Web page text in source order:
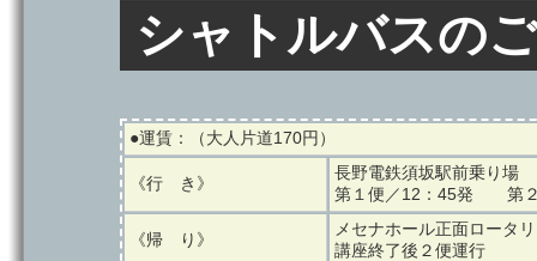
シャトルバスの
●運賃：（大人片道170円）
《行 き》
長野電鉄須坂駅前乗り
第１便／12：45発 第２
《帰 り》
メセナホール正面ロー
講座終了後２便運行